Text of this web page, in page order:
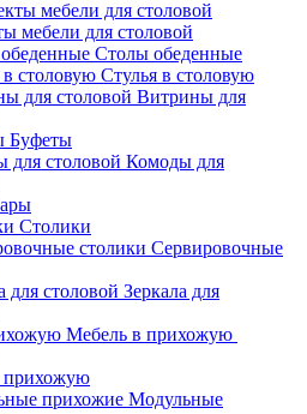
мебели для столовой
Столы обеденные
Стулья в столовую
Витрины для
Буфеты
Комоды для
Столики
Сервировочные
Зеркала для
Мебель в прихожую
прихожую
Модульные